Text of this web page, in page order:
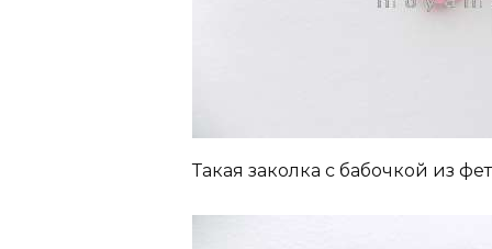
Такая заколка с бабочкой из